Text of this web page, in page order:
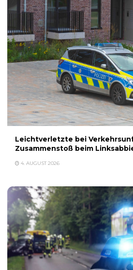
Leichtverletzte bei
Zusammenstoß beim
4. AUGUST 2026